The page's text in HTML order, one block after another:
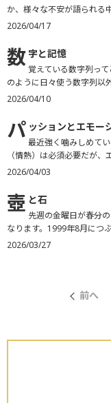
か、様々な不安が語られる
2026/04/17
数 字と記憶
覚えている数字列っ
のように日々使う数字列以
2026/04/10
パ ッションとエモー
最近強く噛みしめて
（情熱）は必須必要だが、
2026/04/03
壺 と石
先週の金曜日が春分
なります。1999年8月につ
2026/03/27
前へ